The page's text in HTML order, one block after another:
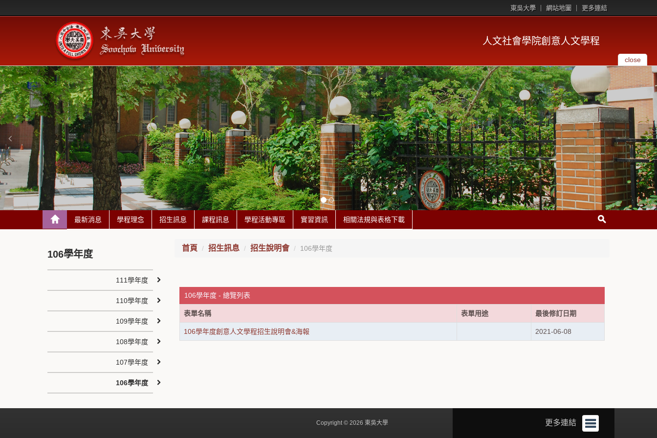
東吳大學 網站地圖 更多連結
人文社會學院創意人文學程
close
最新消息 學程理念 招生訊息 課程訊息 學程活動專區 實習資訊 相關法規與表格下載
首頁 招生訊息 招生說明會 106學年度
106學年度 - 總覽列表
表單名稱 表單用途 最後修訂日期
106學年度創意人文學程招生說明會&海報 2021-06-08
106學年度
111學年度
110學年度
109學年度
108學年度
107學年度
106學年度
更多連結
Copyright © 2026 東吳大學